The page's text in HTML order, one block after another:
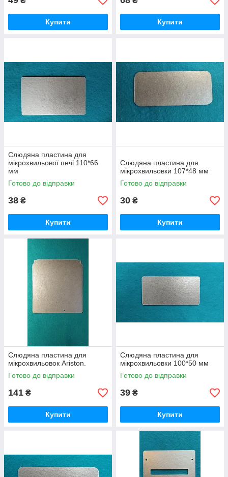
Купити Купити
Слюдяна пластина для
мікрохвильової печі 110*66
мм
Готово до відправки
38 ₴
Купити
Слюдяна пластина для
мікрохвильовки 107*48 мм
Готово до відправки
30 ₴
Купити
Слюдяна пластина для
мікрохвильовок Ariston.
Готово до відправки
141 ₴
Купити
Слюдяна пластина для
мікрохвильовки 100*50 мм
Готово до відправки
39 ₴
Купити